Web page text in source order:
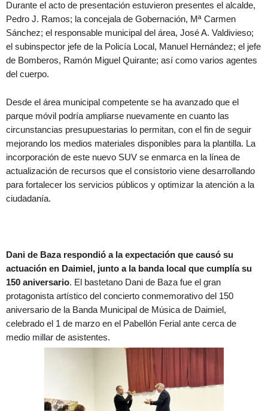
Durante el acto de presentación estuvieron presentes el alcalde,
Pedro J. Ramos; la concejala de Gobernación, Mª Carmen
Sánchez; el responsable municipal del área, José A. Valdivieso;
el subinspector jefe de la Policía Local, Manuel Hernández; el jefe
de Bomberos, Ramón Miguel Quirante; así como varios agentes
del cuerpo.
Desde el área municipal competente se ha avanzado que el
parque móvil podría ampliarse nuevamente en cuanto las
circunstancias presupuestarias lo permitan, con el fin de seguir
mejorando los medios materiales disponibles para la plantilla. La
incorporación de este nuevo SUV se enmarca en la línea de
actualización de recursos que el consistorio viene desarrollando
para fortalecer los servicios públicos y optimizar la atención a la
ciudadanía.
Dani de Baza respondió a la expectación que causó su
actuación en Daimiel, junto a la banda local que cumplía su
150 aniversario. El bastetano Dani de Baza fue el gran
protagonista artístico del concierto conmemorativo del 150
aniversario de la Banda Municipal de Música de Daimiel,
celebrado el 1 de marzo en el Pabellón Ferial ante cerca de
medio millar de asistentes.